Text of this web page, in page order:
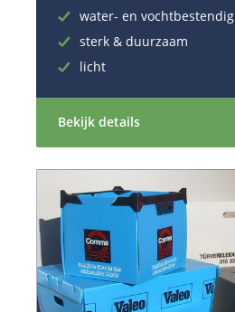
water- en vochtbestendig
sterk & duurzaam
licht
Bekijk details